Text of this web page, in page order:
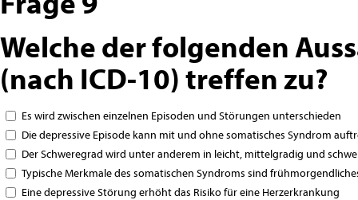
Welche der folgenden
(nach ICD-10) treffen zu?
Es wird zwischen einzelnen Episoden und Störungen unterschieden
Die depressive Episode kann mit und ohne somatisches Syndrom
Der Schweregrad wird unter anderem in leicht, mittelgradig und
Typische Merkmale des somatischen Syndroms sind
Eine depressive Störung erhöht das Risiko für eine Herzerkrankung